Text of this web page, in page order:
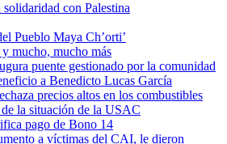
con Palestina
Pueblo Maya Ch’orti’
mucho, mucho más
puente gestionado por la comunidad
a Benedicto Lucas García
precios altos en los combustibles
la situación de la USAC
pago de Bono 14
a víctimas del CAI, le dieron